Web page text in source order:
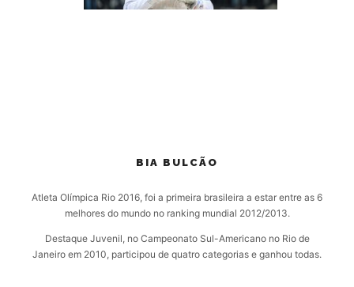
BIA BULCÃO
Atleta Olímpica Rio 2016, foi a primeira brasileira a estar entre as 6
melhores do mundo no ranking mundial 2012/2013.
Destaque Juvenil, no Campeonato Sul-Americano no Rio de
Janeiro em 2010, participou de quatro categorias e ganhou todas.